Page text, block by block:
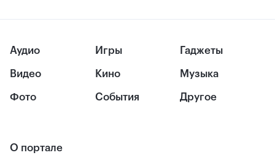
Аудио
Видео
Фото
Игры
Кино
События
Гаджеты
Музыка
Другое
О портале